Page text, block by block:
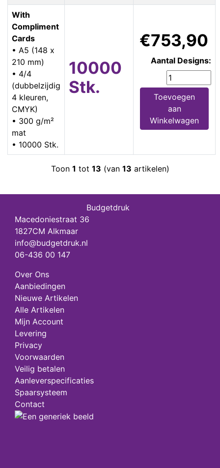
With
Compliment
Cards
• A5 (148 x
210 mm)
• 4/4
(dubbelzijdig
4 kleuren,
CMYK)
• 300 g/m²
mat
• 10000 Stk.
10000
Stk.
€753,90
Aantal Designs:
Toevoegen
aan
Winkelwagen
Toon 1 tot 13 (van 13 artikelen)
Budgetdruk
Macedoniestraat 36
1827CM Alkmaar
info@budgetdruk.nl
06-436 00 147
Over Ons
Aanbiedingen
Nieuwe Artikelen
Alle Artikelen
Mijn Account
Levering
Privacy
Voorwaarden
Veilig betalen
Aanleverspecificaties
Spaarsysteem
Contact